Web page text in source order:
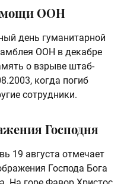
ООН
день гуманитарной
ООН в декабре
о взрыве штаб-
когда погиб
сотрудники.
Господня
19 августа отмечает
Господа Бога